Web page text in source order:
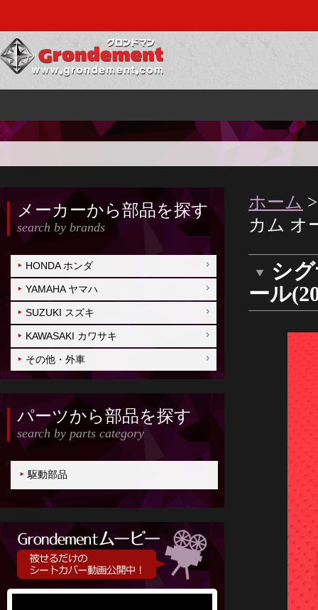
メーカーから部品を探す
search by brands
HONDA ホンダ
YAMAHA ヤマハ
SUZUKI スズキ
KAWASAKI カワサキ
その他・外車
パーツから部品を探す
search by parts category
駆動部品
ホーム
カム オ
シ
ール